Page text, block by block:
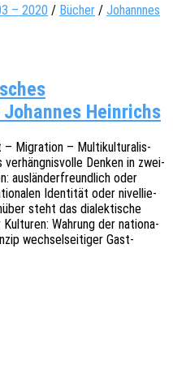
– 2020 / Bücher / Johannnes
Heinrichs
Migra­ti­on – Multi­kul­tu­ra­lis­
Denken in zwei­
auslän­der­freund­lich oder
Iden­ti­tät oder nivel­lie­
steht das dialek­ti­sche
Wahrung der natio­na­
wech­sel­sei­ti­ger Gast­